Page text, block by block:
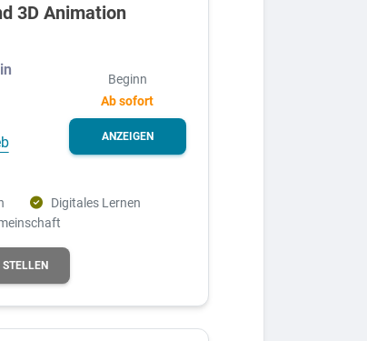
3D Animation
Beginn
Ab sofort
ANZEIGEN
Digitales Lernen